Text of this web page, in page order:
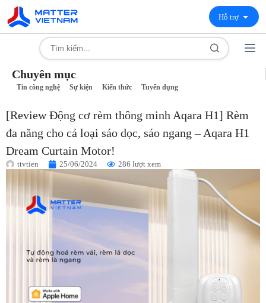
Hỗ trợ
Chuyên mục
Tin công nghệ Sự kiện Kiến thức Tuyển dụng
[Review Động cơ rèm thông minh Aqara H1] Rèm
đa năng cho cả loại sáo dọc, sáo ngang – Aqara H1
Dream Curtain Motor!
ttvtien 25/06/2024 286 lượt xem